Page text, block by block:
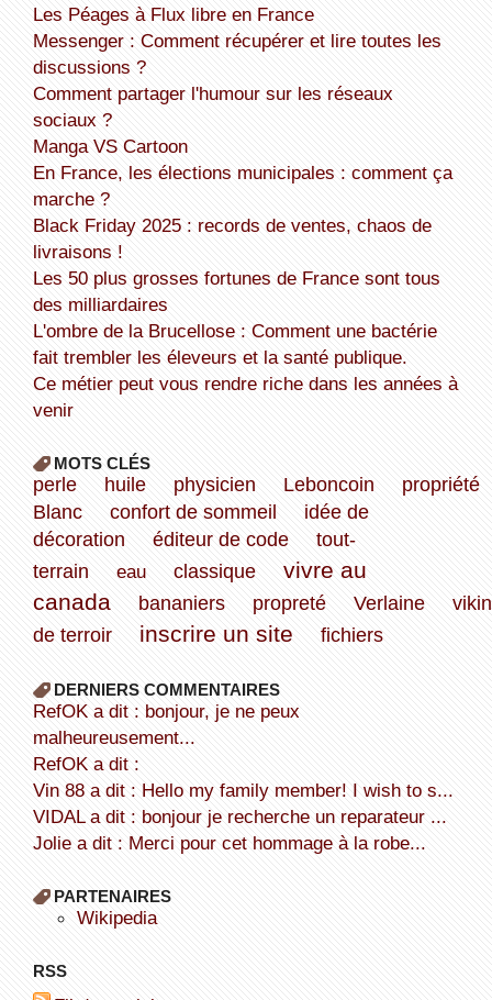
Les Péages à Flux libre en France
Messenger : Comment récupérer et lire toutes les
discussions ?
Comment partager l'humour sur les réseaux
sociaux ?
Manga VS Cartoon
En France, les élections municipales : comment ça
marche ?
Black Friday 2025 : records de ventes, chaos de
livraisons !
Les 50 plus grosses fortunes de France sont tous
des milliardaires
L'ombre de la Brucellose : Comment une bactérie
fait trembler les éleveurs et la santé publique.
Ce métier peut vous rendre riche dans les années à
venir
MOTS CLÉS
perle huile physicien Leboncoin
propriété
Blanc
confort de sommeil
idée de
décoration
éditeur de code
tout-
terrain
eau classique
vivre au
canada
bananiers propreté Verlaine
de terroir
inscrire un site fichiers
DERNIERS COMMENTAIRES
refOK a dit : bonjour, je ne peux
malheureusement...
refOK a dit :
Vin 88 a dit : Hello my family member! I wish to s...
VIDAL a dit : bonjour je recherche un reparateur ...
Jolie a dit : Merci pour cet hommage à la robe...
PARTENAIRES
wikipedia
RSS